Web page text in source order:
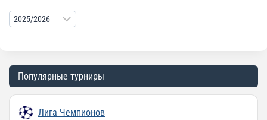
Популярные турниры
Лига Чемпионов